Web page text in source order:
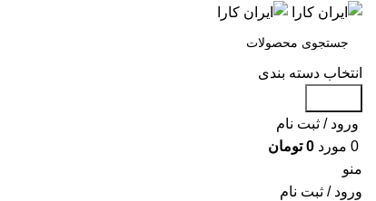
انتخاب دسته بندی
ورود / ثبت نام
0 مورد 0 تومان
منو
ورود / ثبت نام